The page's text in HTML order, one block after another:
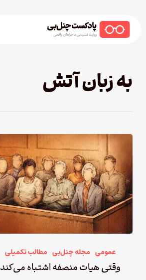
به زبان آتش
عمومی مجله چنل‌بی مطالب تکمیلی
وقتی هیات منصفه اشتباه می‌کند